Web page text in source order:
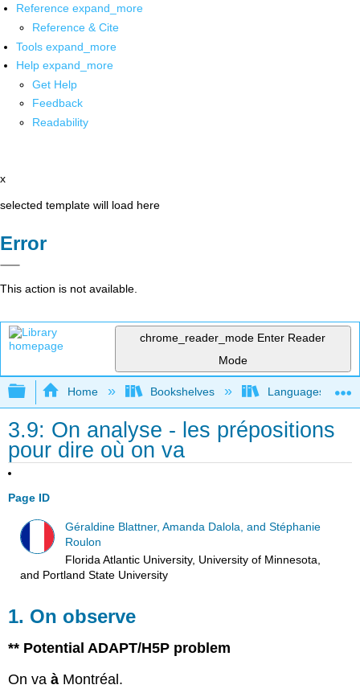
Reference expand_more
Reference & Cite
Tools expand_more
Help expand_more
Get Help
Feedback
Readability
x
selected template will load here
Error
This action is not available.
chrome_reader_mode Enter Reader
Mode
Expand/collapse global hierarchy
Home Bookshelves Languages
3.9: On analyse - les prépositions
pour dire où on va
Page ID
Géraldine Blattner, Amanda Dalola, and Stéphanie
Roulon
Florida Atlantic University, University of Minnesota,
and Portland State University
1. On observe
** Potential ADAPT/H5P problem
On vaà Montréal.